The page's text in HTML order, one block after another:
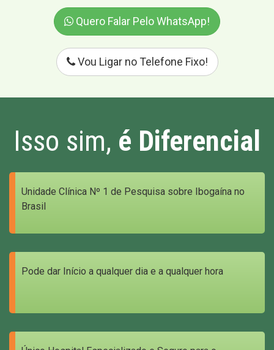
Quero Falar Pelo WhatsApp!
Vou Ligar no Telefone Fixo!
Isso sim, é Diferencial
Unidade Clínica Nº 1 de Pesquisa sobre Ibogaína no
Brasil
Pode dar Início a qualquer dia e a qualquer hora